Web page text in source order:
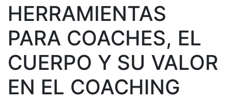
HERRAMIENTAS
PARA COACHES, EL
CUERPO Y SU VALOR
EN EL COACHING